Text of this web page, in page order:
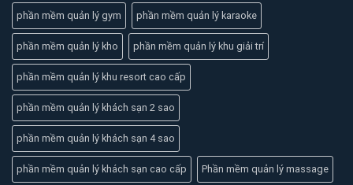
phần mềm quản lý gym phần mềm quản lý karaoke
phần mềm quản lý kho phần mềm quản lý khu giải trí
phần mềm quản lý khu resort cao cấp
phần mềm quản lý khách sạn 2 sao
phần mềm quản lý khách sạn 4 sao
phần mềm quản lý khách sạn cao cấp Phần mềm quản lý massage